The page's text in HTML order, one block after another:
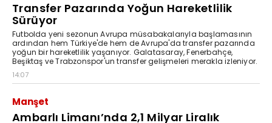
Transfer Pazarında Yoğun Hareketlilik
Sürüyor
Futbolda yeni sezonun Avrupa müsabakalarıyla başlamasının
ardından hem Türkiye'de hem de Avrupa'da transfer pazarında
yoğun bir hareketlilik yaşanıyor. Galatasaray, Fenerbahçe,
Beşiktaş ve Trabzonspor'un transfer gelişmeleri merakla izleniyor.
14:07
Manşet
Ambarlı Limanı’nda 2,1 Milyar Liralık